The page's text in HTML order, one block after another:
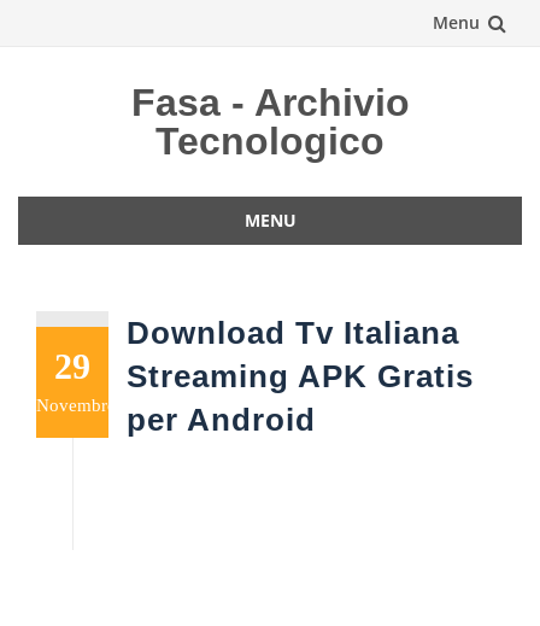
Menu
Fasa - Archivio
Tecnologico
MENU
29
Novembre
Download Tv Italiana
Streaming APK Gratis
per Android